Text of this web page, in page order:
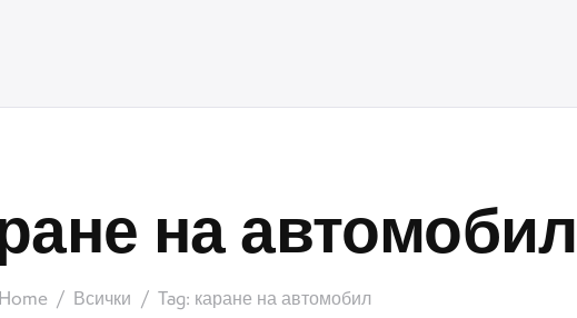
на автомобил
Home Всички Tag: каране на автомобил